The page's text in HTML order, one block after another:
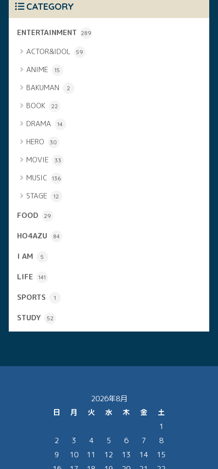
CATEGORY
ENTERTAINMENT 289
ACTOR&IDOL 59
ANIME 15
BAKUMAN 2
BOOK 22
DRAMA 14
HERO 30
MOVIE 33
MUSIC 136
STAGE 12
FOOD 29
HO4AZU 84
I AM 5
LIFE 141
SPORTS 1
STUDY 52
2026年8月
日
月 火 水 木 金
土
1
2
3 4 5 6 7
8
9
10 11 12 13 14
15